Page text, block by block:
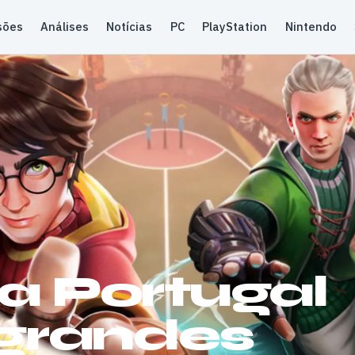
Análises Notícias PC PlayStation Nintendo
Portugal